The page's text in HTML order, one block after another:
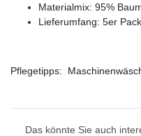
Materialmix: 95%
Lieferumfang: 5er
Pflegetipps:
Das könnte Sie auch